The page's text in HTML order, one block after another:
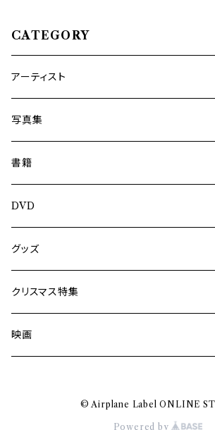
CATEGORY
アーティスト
内海利勝
南博
ASA-CHANG
Jun Kawabata
Mooney
ミャンマー伝統音楽
写真集
Jun Kawabata
旅の記憶
書籍
DVD
グッズ
Tシャツ
クリスマス特集
映画
© Airplane Label ONLINE
Powered by